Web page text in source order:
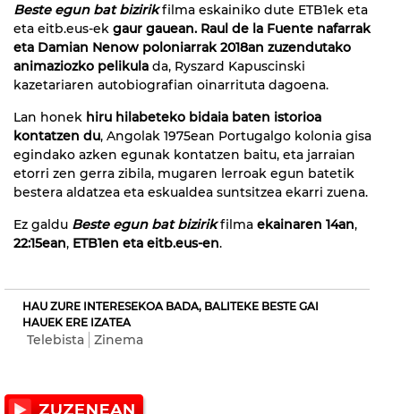
Beste egun bat bizirikfilma eskainiko dute ETB1ek eta
eta eitb.eus-ek gaur gauean. Raul de la Fuente nafarrak
eta Damian Nenow poloniarrak 2018an zuzendutako
animaziozko pelikula da, Ryszard Kapuscinski
kazetariaren autobiografian oinarrituta dagoena.
Lan honek hiru hilabeteko bidaia baten istorioa
kontatzen du, Angolak 1975ean Portugalgo kolonia gisa
egindako azken egunak kontatzen baitu, eta jarraian
etorri zen gerra zibila, mugaren lerroak egun batetik
bestera aldatzea eta eskualdea suntsitzea ekarri zuena.
Ez galdu Beste egun bat bizirik filma ekainaren 14an,
22:15ean, ETB1en eta eitb.eus-en.
HAU ZURE INTERESEKOA BADA, BALITEKE BESTE GAI
HAUEK ERE IZATEA
Telebista Zinema